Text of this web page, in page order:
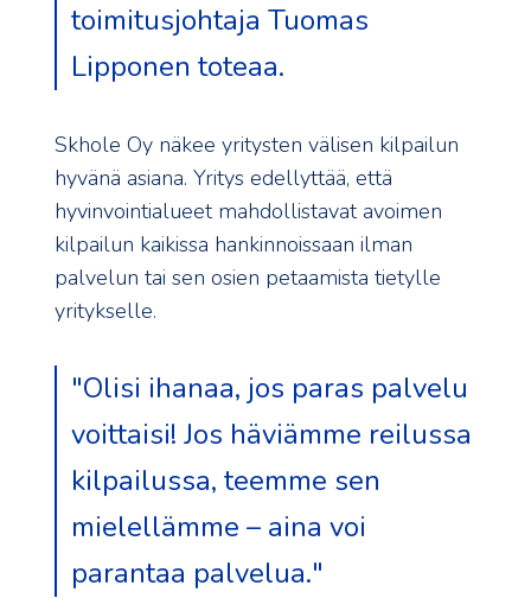
toimitusjohtaja Tuomas
Lipponen toteaa.
Skhole Oy näkee yritysten välisen kilpailun
hyvänä asiana. Yritys edellyttää, että
hyvinvointialueet mahdollistavat avoimen
kilpailun kaikissa hankinnoissaan ilman
palvelun tai sen osien petaamista tietylle
yritykselle.
"Olisi ihanaa, jos paras palvelu
voittaisi! Jos häviämme reilussa
kilpailussa, teemme sen
mielellämme – aina voi
parantaa palvelua."